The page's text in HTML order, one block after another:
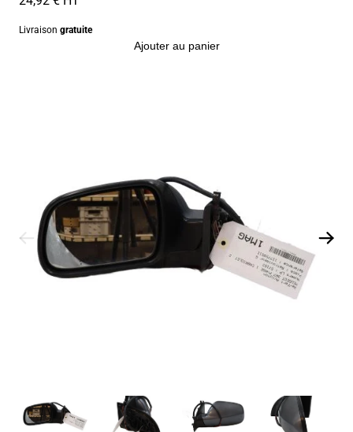
Livraison gratuite
Ajouter au panier